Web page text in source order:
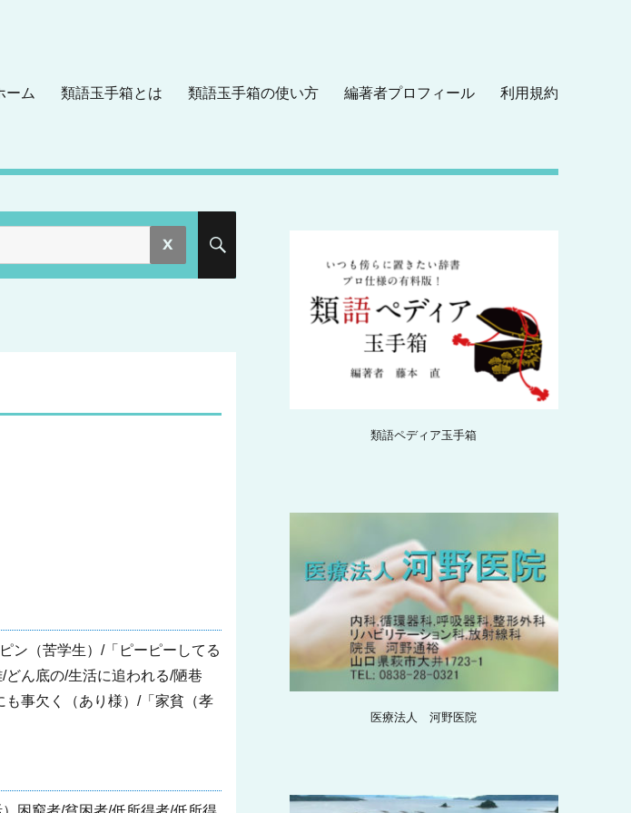
ーム 類語玉手箱とは 類語玉手箱の使い方 編著者プロフィール 利用規約
ン（苦学生）/「ピーピーしてる
ん底の/生活に追われる/陋巷
も事欠く（あり様）/「家貧（孝
類語ペディア玉手箱
医療法人 河野医院